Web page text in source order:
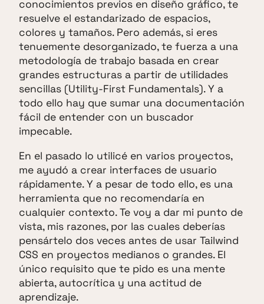
conocimientos previos en diseño gráfico, te
resuelve el estandarizado de espacios,
colores y tamaños. Pero además, si eres
tenuemente desorganizado, te fuerza a una
metodología de trabajo basada en crear
grandes estructuras a partir de utilidades
sencillas (Utility-First Fundamentals). Y a
todo ello hay que sumar una documentación
fácil de entender con un buscador
impecable.
En el pasado lo utilicé en varios proyectos,
me ayudó a crear interfaces de usuario
rápidamente. Y a pesar de todo ello, es una
herramienta que no recomendaría en
cualquier contexto. Te voy a dar mi punto de
vista, mis razones, por las cuales deberías
pensártelo dos veces antes de usar Tailwind
CSS en proyectos medianos o grandes. El
único requisito que te pido es una mente
abierta, autocrítica y una actitud de
aprendizaje.